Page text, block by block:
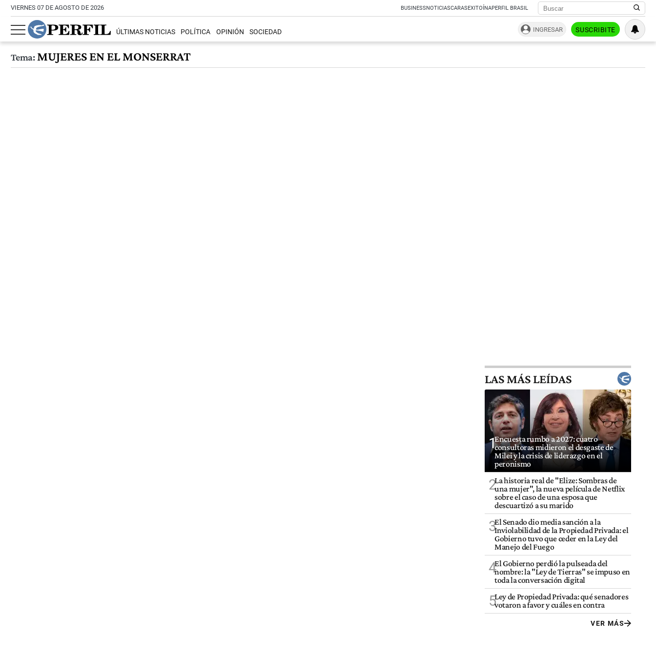
VIERNES 07 DE AGOSTO DE 2026 BUSINESSNOTICIASCARASEXITOÍNAPERFIL BRASIL
ÚLTIMAS NOTICIAS POLÍTICA OPINIÓN SOCIEDAD INGRESAR SUSCRIBITE
Tema:MUJERES EN EL MONSERRAT
LAS MÁS LEÍDAS
1Encuesta rumbo a 2027: cuatro
consultoras midieron el desgaste de
Milei y la crisis de liderazgo en el
peronismo
2La historia real de "Elize: Sombras de
una mujer", la nueva película de Netflix
sobre el caso de una esposa que
descuartizó a su marido
3El Senado dio media sanción a la
Inviolabilidad de la Propiedad Privada: el
Gobierno tuvo que ceder en la Ley del
Manejo del Fuego
4El Gobierno perdió la pulseada del
nombre: la "Ley de Tierras" se impuso en
toda la conversación digital
5Ley de Propiedad Privada: qué senadores
votaron a favor y cuáles en contra
VER MÁS